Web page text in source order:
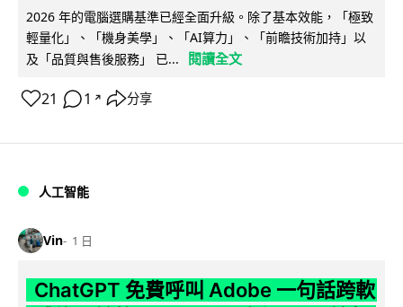
2026 年的電腦選購基準已經全面升級。除了基本效能，「極致
輕量化」、「機身美學」、「AI算力」、「前瞻技術加持」以
及「品質與售後服務」 已...
閱讀全文
21 1 ↗ 分享
人工智能
Vin 1 日
ChatGPT 免費呼叫 Adobe 一句話跨軟